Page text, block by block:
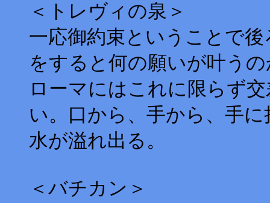
＜トレヴィの泉＞
一応御約束ということで
をすると何の願いが叶う
ローマにはこれに限らず
い。口から、手から、手
水が溢れ出る。
＜バチカン＞